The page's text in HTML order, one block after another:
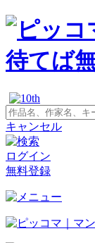
キャンセル
ログイン
無料登録